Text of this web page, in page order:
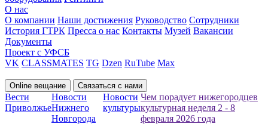
О нас
О компании Наши достижения Руководство Сотрудники
История ГТРК Пресса о нас Контакты Музей Вакансии
Документы
Проект с УФСБ
VK CLASSMATES TG Dzen RuTube Max
Online вещание Связаться с нами
Вести
Приволжье
Новости
Нижнего
Новгорода
Новости
культуры
Чем порадует нижегородцев
культурная неделя 2 - 8
февраля 2026 года